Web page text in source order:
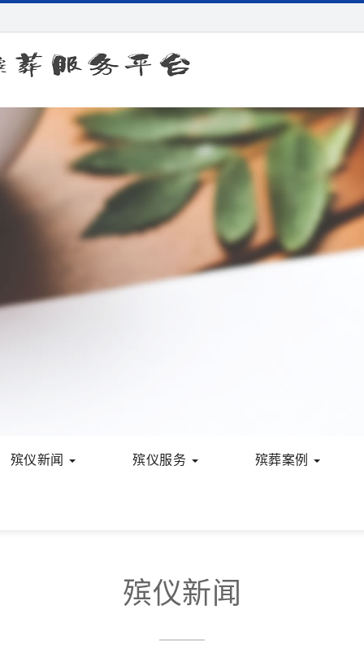
殡仪新闻 殡仪服务 殡葬案例
殡仪新闻